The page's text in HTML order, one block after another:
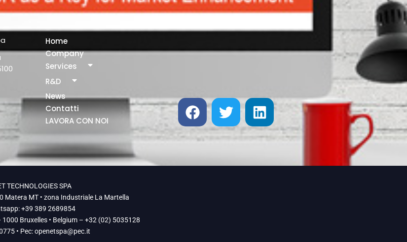
Home
Company
Services
R&D
News
Contatti
LAVORA CON NOI
TECHNOLOGIES SPA
Matera MT • zona Industriale La Martella
+39 389 2689854
Bruxelles • Belgium – +32 (02) 5035128
• Pec:openetspa@pec.it